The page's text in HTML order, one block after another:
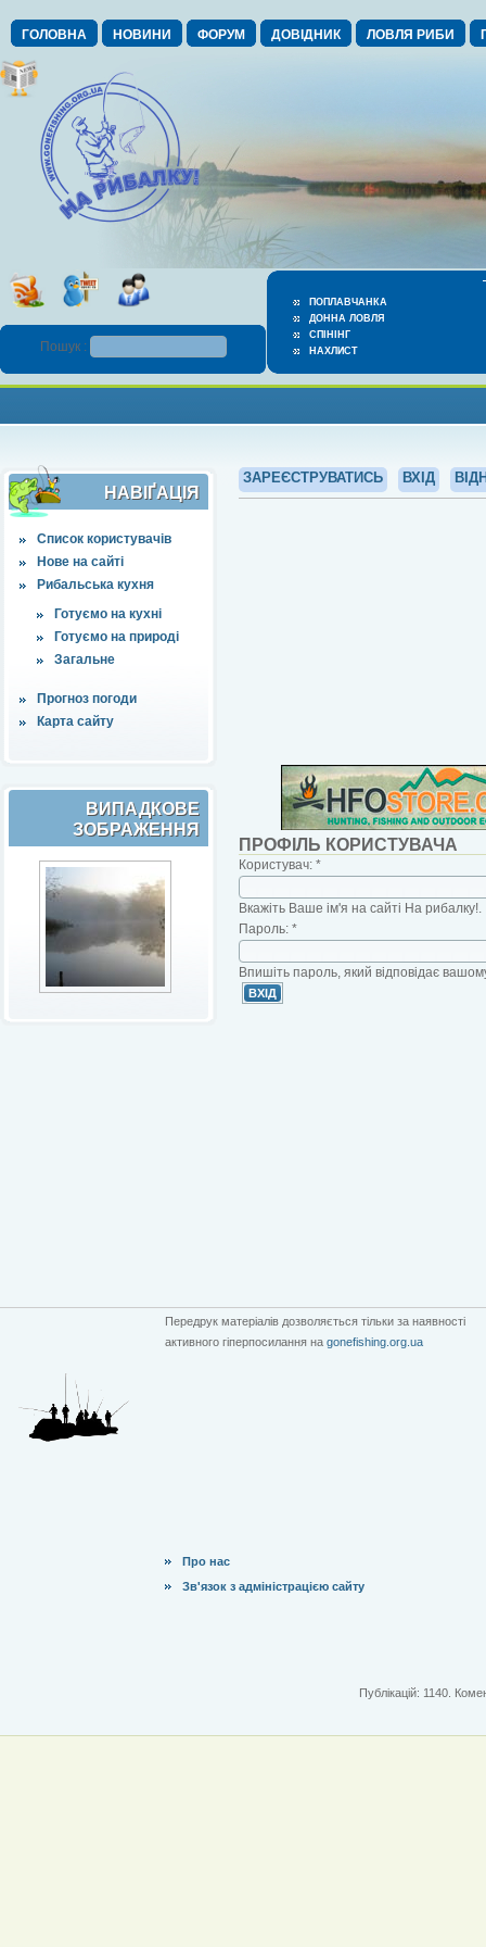
ГОЛОВНА НОВИНИ ФОРУМ ДОВІДНИК ЛОВЛЯ РИБИ
ПОПЛАВЧАНКА
ДОННА ЛОВЛЯ
СПІНІНГ
НАХЛИСТ
Пошук :
НАВІҐАЦІЯ
Список користувачів
Нове на сайті
Рибальська кухня
Готуємо на кухні
Готуємо на природі
Загальне
Прогноз погоди
Карта сайту
ВИПАДКОВЕ
ЗОБРАЖЕННЯ
ЗАРЕЄСТРУВАТИСЬ ВХІД
ПРОФІЛЬ КОРИСТУВАЧА
Користувач: *
Вкажіть Ваше ім'я на сайті На рибалку!.
Пароль: *
Впишіть пароль, який відповідає
Передрук матеріалів дозволяється тільки за наявності
активного гіперпосилання на gonefishing.org.ua
Про нас
Зв'язок з адміністрацією сайту
Публікацій: 1140.